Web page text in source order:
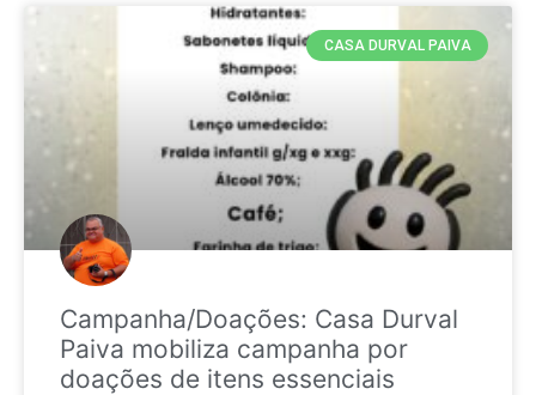
CASA DURVAL PAIVA
Campanha/Doações: Casa Durval
Paiva mobiliza campanha por
doações de itens essenciais